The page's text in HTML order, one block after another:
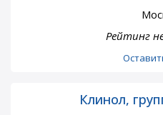
Рейтинг
Клинол,